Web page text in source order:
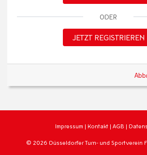
ODER
JETZT REGISTRIEREN
Impressum | Kontakt | AGB |
© 2026 Düsseldorfer Turn- und Sportverein